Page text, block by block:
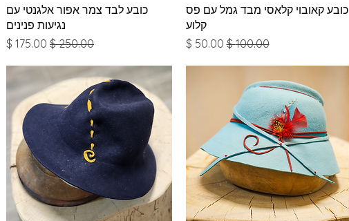
תצוגה מהירה
כובע קאובוי קלאסי מבד גמל עם פס
קלוע
מחיר רגיל‏100.00 ‏$ מחיר מבצע
תצוגה מהירה
כובע לבד צמר אפור אלגנטי עם
נגיעות פנינים
מחיר רגיל מחיר מבצע